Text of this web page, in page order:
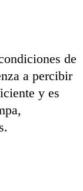
de
a percibir
y es